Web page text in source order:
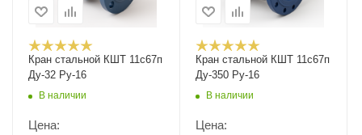
Кран стальной КШТ 11с67п
Ду-32 Ру-16
В наличии
Цена:
Кран стальной КШТ 11с67п
Ду-350 Ру-16
В наличии
Цена: